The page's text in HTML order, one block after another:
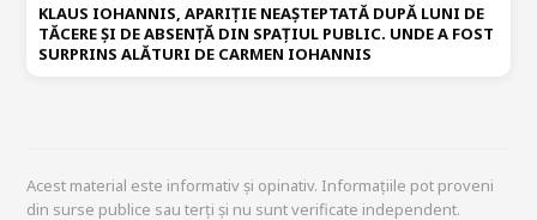
KLAUS IOHANNIS, APARIȚIE NEAȘTEPTATĂ DUPĂ LUNI DE
TĂCERE ȘI DE ABSENȚĂ DIN SPAȚIUL PUBLIC. UNDE A FOST
SURPRINS ALĂTURI DE CARMEN IOHANNIS
Acest material este informativ și opinativ. Informațiile pot proveni
din surse publice sau terți și nu sunt verificate independent.